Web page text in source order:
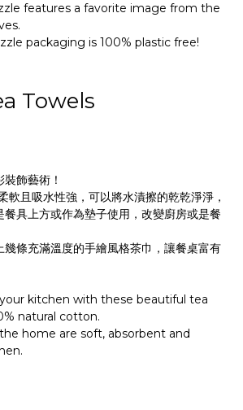
features a favorite image from the
packaging is 100% plastic free!
Towels
飾藝術！
軟且吸水性強，可以將水漬擦的乾乾淨淨，
具上方或作為墊子使用，改變廚房或是餐
條充滿溫度的手繪風格茶巾，讓餐桌富有
kitchen with these beautiful tea
natural cotton.
home are soft, absorbent and